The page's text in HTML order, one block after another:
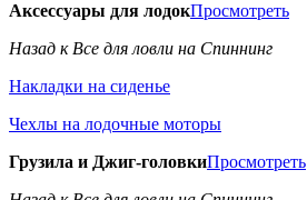
Аксессуары для лодокПросмотреть
Назад к Все для ловли на Спиннинг
Накладки на сиденье
Чехлы на лодочные моторы
Грузила и Джиг-головкиПросмотреть